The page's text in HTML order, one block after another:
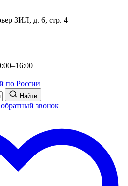
ЗИЛ, д. 6, стр. 4
по России
Найти
обратный звонок